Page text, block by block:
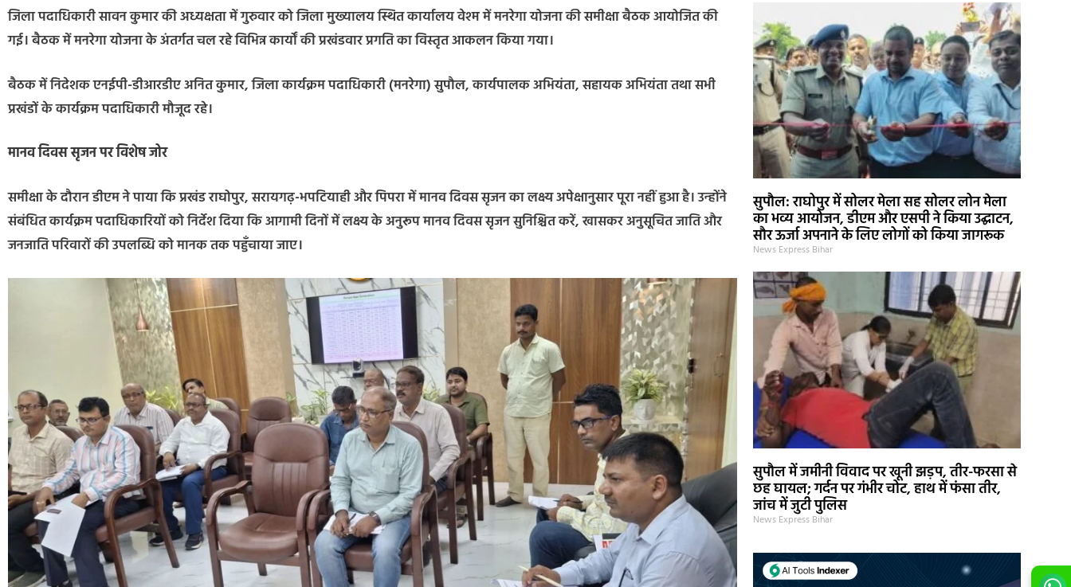
जिला पदाधिकारी सावन कुमार की अध्यक्षता में गुरुवार को जिला मुख्यालय स्थित कार्यालय वेश्म में मनरेगा योजना की समीक्षा बैठक आयोजित की
गई। बैठक में मनरेगा योजना के अंतर्गत चल रहे विभिन्न कार्यों की प्रखंडवार प्रगति का विस्तृत आकलन किया गया।
बैठक में निदेशक एनईपी-डीआरडीए अनित कुमार, जिला कार्यक्रम पदाधिकारी (मनरेगा) सुपौल, कार्यपालक अभियंता, सहायक अभियंता तथा सभी
प्रखंडों के कार्यक्रम पदाधिकारी मौजूद रहे।
मानव दिवस सृजन पर विशेष जोर
समीक्षा के दौरान डीएम ने पाया कि प्रखंड राघोपुर, सरायगढ़-भपटियाही और पिपरा में मानव दिवस सृजन का लक्ष्य अपेक्षानुसार पूरा नहीं हुआ है। उन्होंने
संबंधित कार्यक्रम पदाधिकारियों को निर्देश दिया कि आगामी दिनों में लक्ष्य के अनुरूप मानव दिवस सृजन सुनिश्चित करें, खासकर अनुसूचित जाति और
जनजाति परिवारों की उपलब्धि को मानक तक पहुँचाया जाए।
सुपौल: राघोपुर में सोलर मेला सह सोलर लोन मेला
का भव्य आयोजन, डीएम और एसपी ने किया उद्घाटन,
सौर ऊर्जा अपनाने के लिए लोगों को किया जागरूक
News Express Bihar
सुपौल में जमीनी विवाद पर खूनी झड़प, तीर-फरसा से
छह घायल; गर्दन पर गंभीर चोट, हाथ में फंसा तीर,
जांच में जुटी पुलिस
News Express Bihar